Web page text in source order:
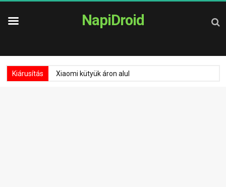
NapiDroid
Kiárusítás Xiaomi kütyük áron alul